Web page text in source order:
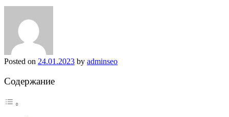
Posted on 24.01.2023 by adminseo
Содержание